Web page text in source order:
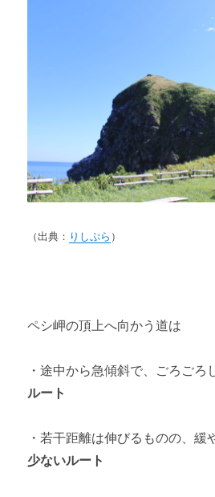
（出典： りしぷら ）
ペシ岬の頂上へ向かう道は
・途中から急傾斜で、ごろごろ
ルート
・若干距離は伸びるものの、緩
少ないルート